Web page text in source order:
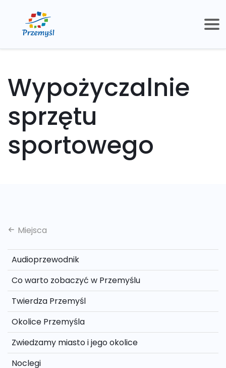
Wypożyczalnie
sprzętu
sportowego
Miejsca
Audioprzewodnik
Co warto zobaczyć w Przemyślu
Twierdza Przemyśl
Okolice Przemyśla
Zwiedzamy miasto i jego okolice
Noclegi